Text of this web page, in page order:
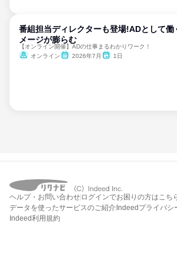
番組担当ディレクターも登場!ADとして働
メージが膨らむ
【オンライン開催】ADの仕事まるわかりワーク！
オンライン
2026年7月 1日
ヘルプ・お問い合わせ ログインでお困りの方はこち
データを使ったサービスのご紹介 Indeedプライバシ
Indeed利用規約